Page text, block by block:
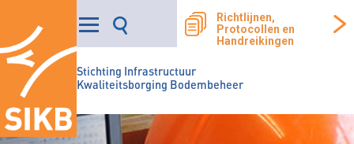
Stichting Infrastructuur
Kwaliteitsborging Bodembeheer
Richtlijnen,
Protocollen en
Handreikingen